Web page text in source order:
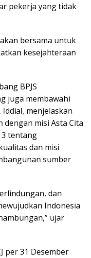
pekerja yang tidak
bersama untuk
kesejahteraan
BPJS
juga membawahi
menjelaskan
dengan misi Asta Cita
tentang
dan misi
sumber
dan
Indonesia
ujar
per 31 Desember